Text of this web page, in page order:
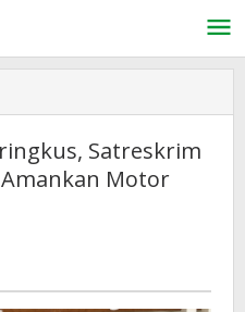
Satreskrim
Motor